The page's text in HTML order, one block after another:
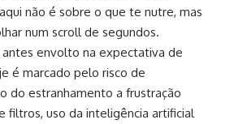
não é sobre o que te nutre, mas
num scroll de segundos.
envolto na expectativa de
é marcado pelo risco de
do estranhamento a frustração
filtros, uso da inteligência artificial